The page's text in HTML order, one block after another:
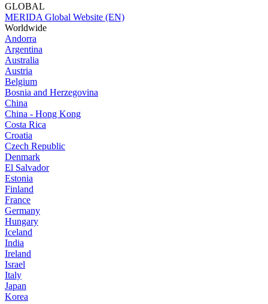
GLOBAL
MERIDA Global Website (EN)
Worldwide
Andorra
Argentina
Australia
Austria
Belgium
Bosnia and Herzegovina
China
China - Hong Kong
Costa Rica
Croatia
Czech Republic
Denmark
El Salvador
Estonia
Finland
France
Germany
Hungary
Iceland
India
Ireland
Israel
Italy
Japan
Korea